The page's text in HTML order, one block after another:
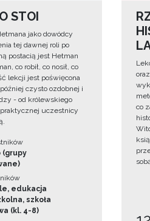
STOI
jako dowódcy
tej dawnej roli po
postacią jest Hetman
co robił, co nosił, co
lekcji jest poświęcona
czysto ozdobnej i
- od królewskiego
praktycznej uczestnicy
(grupy
edukacja
szkoła
(kl. 4-8)
co